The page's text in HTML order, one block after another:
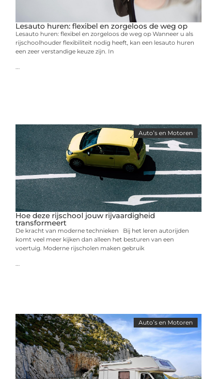
Lesauto huren: flexibel en zorgeloos de weg op
Lesauto huren: flexibel en zorgeloos de weg op Wanneer u als
rijschoolhouder flexibiliteit nodig heeft, kan een lesauto huren
een zeer verstandige keuze zijn. In
Auto’s en Motoren
Hoe deze rijschool jouw rijvaardigheid
transformeert
De kracht van moderne technieken Bij het leren autorijden
komt veel meer kijken dan alleen het besturen van een
voertuig. Moderne rijscholen maken gebruik
Auto’s en Motoren